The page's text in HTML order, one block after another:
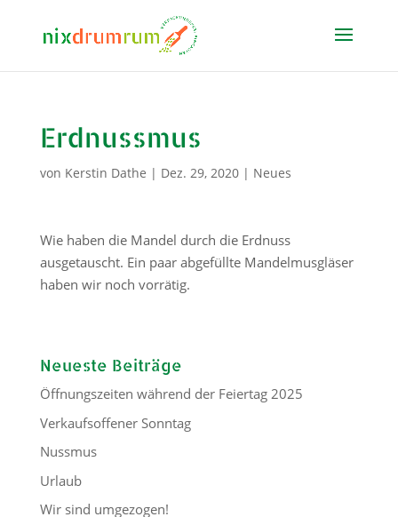
Erdnussmus
von Kerstin Dathe | Dez. 29, 2020| Neues
Wie haben die Mandel durch die Erdnuss
ausgetauscht. Ein paar abgefüllte Mandelmusgläser
haben wir noch vorrätig.
Neueste Beiträge
Öffnungszeiten während der Feiertag 2025
Verkaufsoffener Sonntag
Nussmus
Urlaub
Wir sind umgezogen!